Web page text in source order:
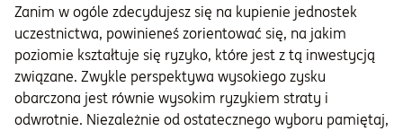
Zanim w ogóle zdecydujesz się na kupienie jednostek
uczestnictwa, powinieneś zorientować się, na jakim
poziomie kształtuje się ryzyko, które jest z tą inwestycją
związane. Zwykle perspektywa wysokiego zysku
obarczona jest równie wysokim ryzykiem straty i
odwrotnie. Niezależnie od ostatecznego wyboru pamiętaj,